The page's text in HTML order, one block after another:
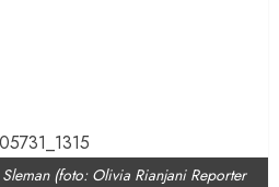
(foto: Olivia Rianjani Reporter